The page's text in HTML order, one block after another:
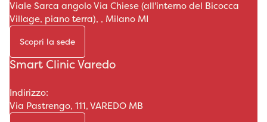
Viale Sarca angolo Via Chiese (all'interno del Bicocca
Village, piano terra), , Milano MI
Scopri la sede
Smart Clinic Varedo
Indirizzo:
Via Pastrengo, 111, VAREDO MB